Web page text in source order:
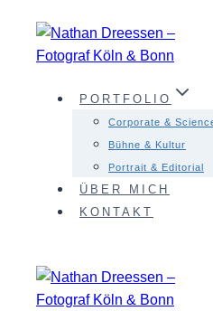
Inhalt
springen
PORTFOLIO
Corporate &
Bühne & Kultur
Portrait & Editorial
ÜBER MICH
KONTAKT